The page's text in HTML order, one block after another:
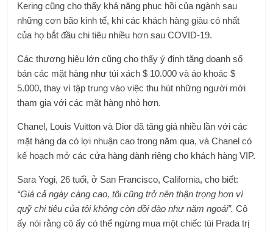
Kering cũng cho thấy khả năng phục hồi của ngành sau
những cơn bão kinh tế, khi các khách hàng giàu có nhất
của họ bắt đầu chi tiêu nhiều hơn sau COVID-19.
Các thương hiệu lớn cũng cho thấy ý định tăng doanh số
bán các mặt hàng như túi xách $ 10.000 và áo khoác $
5.000, thay vì tập trung vào việc thu hút những người mới
tham gia với các mặt hàng nhỏ hơn.
Chanel, Louis Vuitton và Dior đã tăng giá nhiều lần với các
mặt hàng da có lợi nhuận cao trong năm qua, và Chanel có
kế hoạch mở các cửa hàng dành riêng cho khách hàng VIP.
Sara Yogi, 26 tuổi, ở San Francisco, California, cho biết:
“Giá cả ngày càng cao, tôi cũng trở nên thận trọng hơn vì
quỹ chi tiêu của tôi không còn dồi dào như năm ngoái”. Cô
ấy nói rằng cô ấy có thể ngừng mua một chiếc túi Prada trị